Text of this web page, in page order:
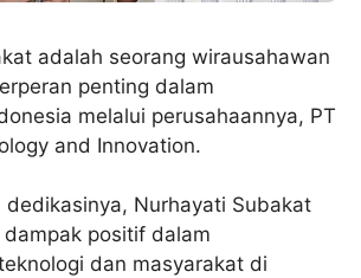
adalah seorang wirausahawan
penting dalam
melalui perusahaannya, PT
and Innovation.
dedikasinya, Nurhayati Subakat
positif dalam
dan masyarakat di